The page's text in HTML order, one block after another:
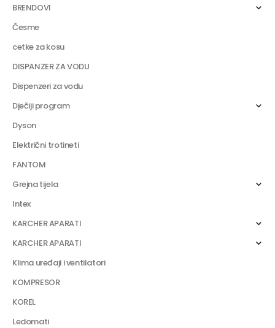
BRENDOVI
Česme
cetke za kosu
DISPANZER ZA VODU
Dispenzeri za vodu
Dječiji program
Dyson
Električni trotineti
FANTOM
Grejna tijela
Intex
KARCHER APARATI
KARCHER APARATI
Klima uređaji i ventilatori
KOMPRESOR
KOREL
Ledomati